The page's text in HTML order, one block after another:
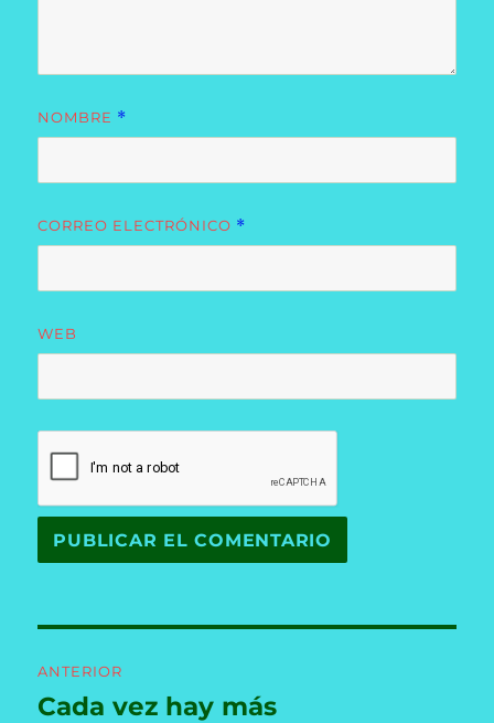
NOMBRE *
CORREO ELECTRÓNICO *
WEB
de
ANTERIOR
Entrada
Cada vez hay más